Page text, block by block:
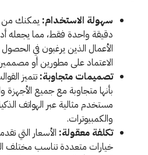
سهولة الاستخدام: يمكنك من
دقيقة واحدة فقط، مما يجعله
الأعمال الذين يرغبون في
الاعتماد على مطورين أو
تصميمات متجاوبة: تتميز
بأنها متجاوبة مع جميع
مستخدم مثالية عبر الهواتف
والكمبيوترات.
تكلفة معقولة: الأسعار التي
خيارات متعددة تناسب مختلف